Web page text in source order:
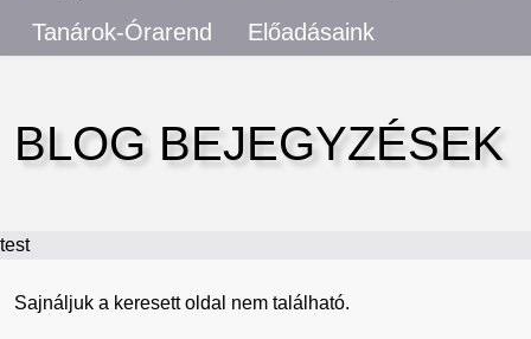
Tanárok-Órarend
Előadásaink
BLOG BEJEGYZÉSEK
test
Sajnáljuk a keresett oldal nem található.